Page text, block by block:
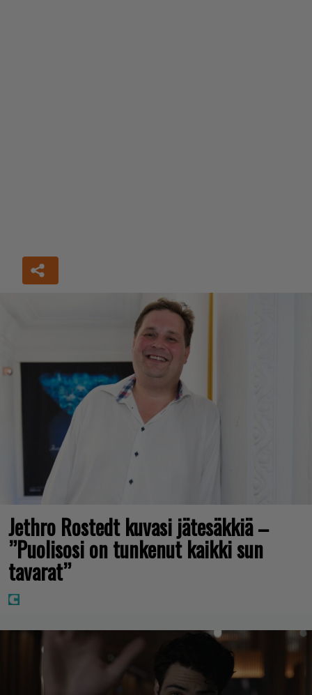
Jethro Rostedt kuvasi jätesäkkiä –
”Puolisosi on tunkenut kaikki sun
tavarat”